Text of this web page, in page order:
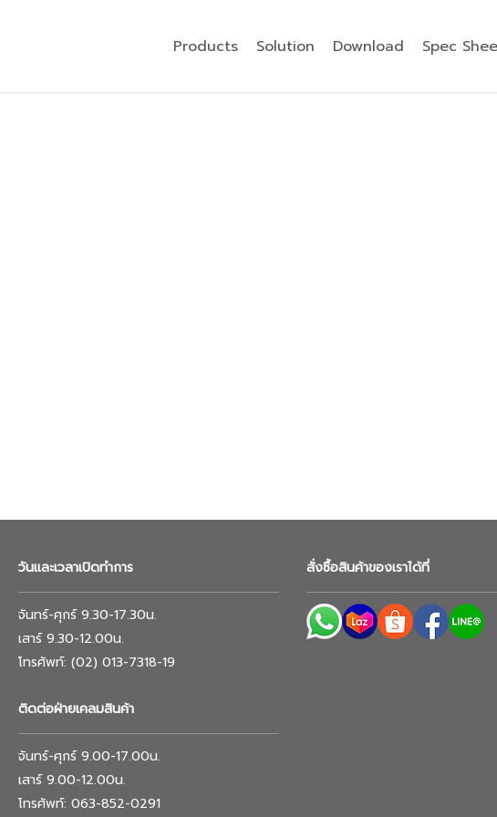
Products Solution Download Spec
วันและเวลาเปิดทำการ
จันทร์-ศุกร์ 9.30-17.30น.
เสาร์ 9.30-12.00น.
โทรศัพท์: (02) 013-7318-19
ติดต่อฝ่ายเคลมสินค้า
จันทร์-ศุกร์ 9.00-17.00น.
เสาร์ 9.00-12.00น.
โทรศัพท์: 063-852-0291
สั่งซื้อสินค้าของเราได้ที่